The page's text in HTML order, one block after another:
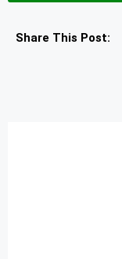
Share This Post: